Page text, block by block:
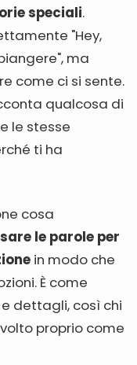
speciali.
"Hey,
ma
come ci si sente.
qualcosa di
le stesse
ti ha
cosa
le parole per
in modo che
È come
dettagli, così chi
proprio come